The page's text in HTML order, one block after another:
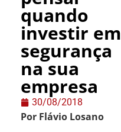
quando
investir em
segurança
na sua
empresa
30/08/2018
Por Flávio Losano